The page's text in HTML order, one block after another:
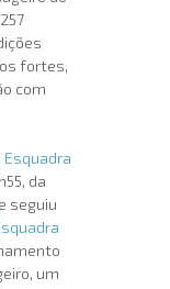
fortes,
com
Esquadra
da
seguiu
um